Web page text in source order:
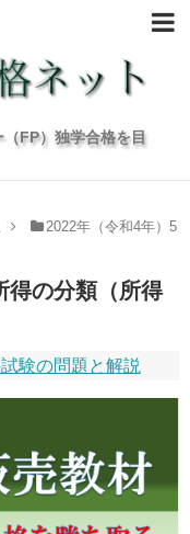
FP）独学合格を目
2022年（令和4年）5
得の分類（所得
験の問題と解説